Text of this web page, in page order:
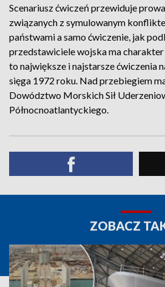
Scenariusz ćwiczeń przewiduje
związanych z symulowanym
państwami a samo ćwiczenie, jak
przedstawiciele wojska ma charakter
to największe i najstarsze ćwiczenia
sięga 1972 roku. Nad przebiegiem
Dowództwo Morskich Sił
Północnoatlantyckiego.
ZOBACZ